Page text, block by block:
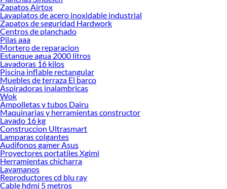
Encuentra todo lo necesario para tus proyectos de renovación y decoración.
¡Visítanos y haz tus ideas realidad!
Zapatos Airtox
Lavaplatos de acero inoxidable industrial
Zapatos de seguridad Hardwork
Centros de planchado
Pilas aaa
Mortero de reparacion
Estanque agua 2000 litros
Lavadoras 16 kilos
Piscina inflable rectangular
Muebles de terraza El barco
Aspiradoras inalambricas
Wok
Ampolletas y tubos Dairu
Maquinarias y herramientas constructor
Lavado 16 kg
Construccion Ultrasmart
Lamparas colgantes
Audifonos gamer Asus
Proyectores portatiles Xgimi
Herramientas chicharra
Lavamanos
Reproductores cd blu ray
Cable hdmi 5 metros